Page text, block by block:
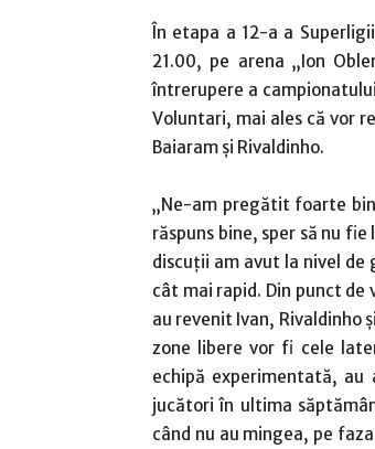
În etapa a 12-a a
21.00, pe arena „Ion
întrerupere a
Voluntari, mai ales că vor
Baiaram şi Rivaldinho.
„Ne-am pregătit foarte
răspuns bine, sper să nu
discuţii am avut la nivel
cât mai rapid. Din punct de
au revenit Ivan, Rivaldinho
zone libere vor fi cele
echipă experimentată,
jucători în ultima
când nu au mingea, pe